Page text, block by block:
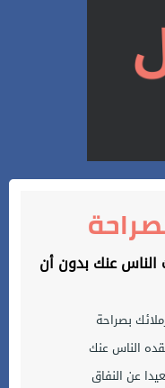
عنك بدون أن
بصراحة
الناس عنك
عن النفاق